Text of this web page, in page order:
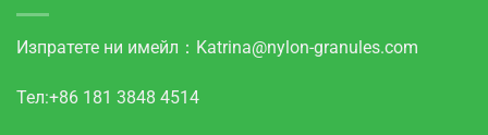
Изпратете ни имейл： Katrina@nylon-granules.com
Тел:+86 181 3848 4514